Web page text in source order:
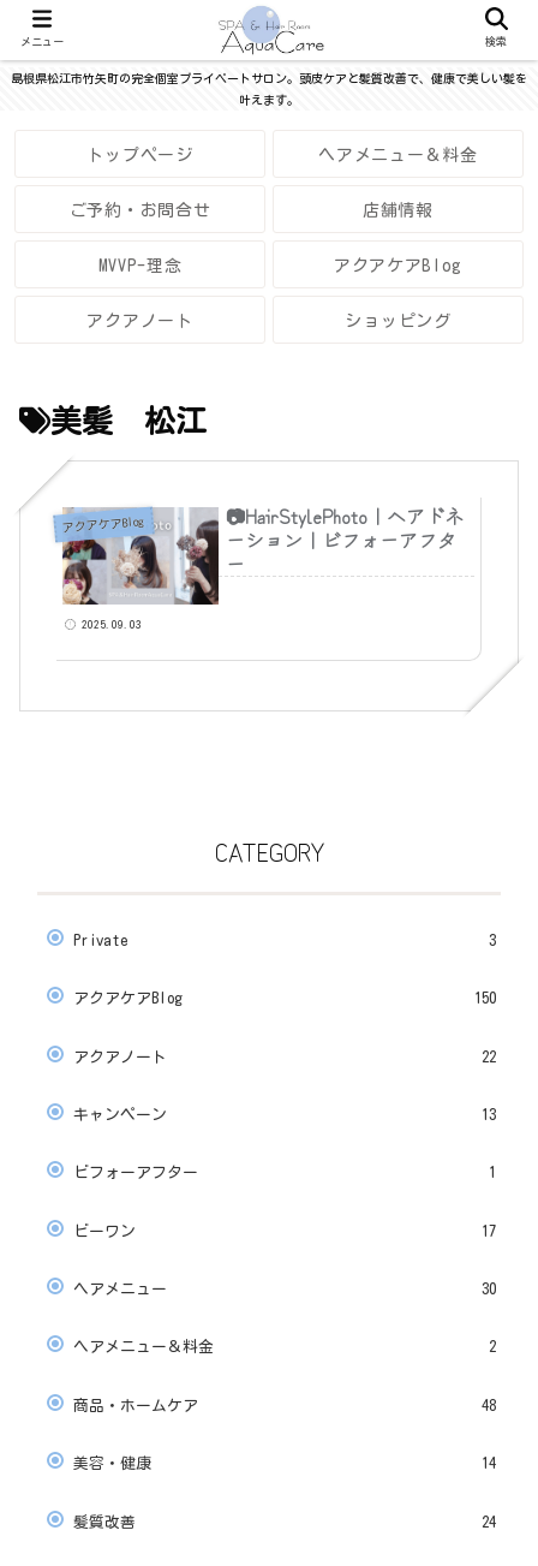
島根県松江市竹矢町の完全個室プライベートサロン。頭皮ケアと髪質改善で、健康で美しい髪を
叶えます。
トップページ ヘアメニュー＆料金
ご予約・お問合せ 店舗情報
MVVP-理念 アクアケアBlog
アクアノート ショッピング
美髪 松江
アクアケアBlog
📷HairStylePhoto｜ヘアドネ
ーション｜ビフォーアフタ
ー
2025.09.03
CATEGORY
Private 3
アクアケアBlog 150
アクアノート 22
キャンペーン 13
ビフォーアフター 1
ビーワン 17
ヘアメニュー 30
ヘアメニュー＆料金 2
商品・ホームケア 48
美容・健康 14
髪質改善 24
メニュー 検索